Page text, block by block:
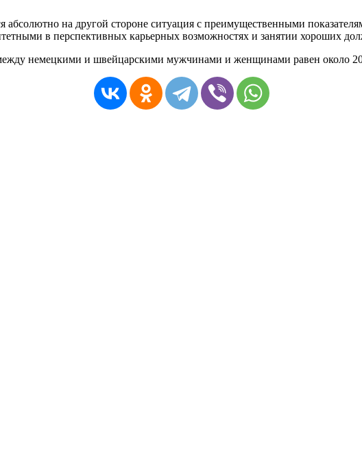
абсолютно на другой стороне ситуация с преимущественными
в перспективных карьерных возможностях и занятии хороших
немецкими и швейцарскими мужчинами и женщинами равен около